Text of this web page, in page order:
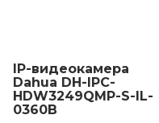
IP-видеокамера
Dahua DH-IPC-
HDW3249QMP-S-IL-
0360B